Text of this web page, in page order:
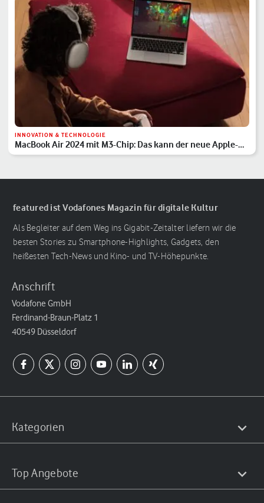
INNOVATION & TECHNOLOGIE
MacBook Air 2024 mit M3-Chip: Das kann der neue Apple-
Laptop
featured ist Vodafones Magazin für digitale Kultur
Als Begleiter auf dem Weg ins Gigabit-Zeitalter liefern wir die
besten Stories zu Smartphone-Highlights, Gadgets, den
heißesten Tech-News und Kino- und TV-Höhepunkte.
Anschrift
Vodafone GmbH
Ferdinand-Braun-Platz 1
40549 Düsseldorf
Kategorien
Top Angebote